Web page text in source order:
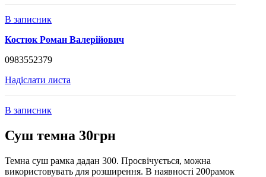
В записник
Костюк Роман Валерійович
0983552379
Надіслати листа
В записник
Суш темна 30грн
Темна суш рамка дадан 300. Просвічується, можна
використовувать для розширення. В наявності 200рамок